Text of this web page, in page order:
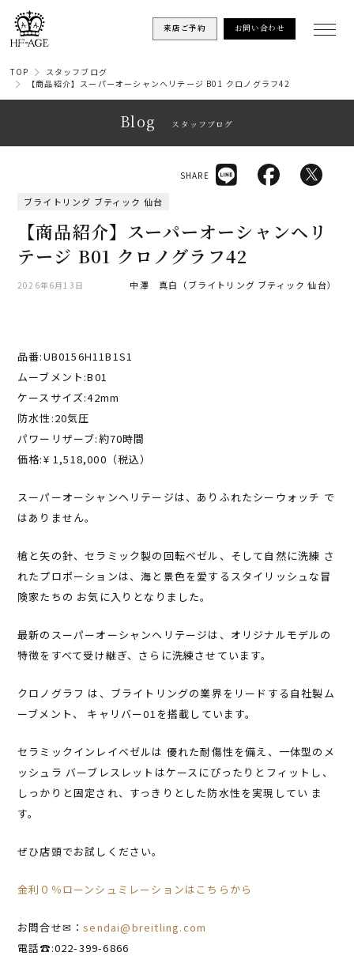
来店ご予約 お問い合わせ
TOP
スタッフブログ
【商品紹介】スーパーオーシャンヘリテージ B01 クロノグラフ42
Blog スタッフブログ
ブライトリング ブティック 仙台
【商品紹介】スーパーオーシャンヘリ
テージ B01 クロノグラフ42
2026年6月13日 中澤 真白（ブライトリング ブティック 仙台）
SHARE
品番:UB0156H11B1S1
ムーブメント:B01
ケースサイズ:42mm
防水性:20気圧
パワーリザーブ:約70時間
価格:¥ 1,518,000（税込）
スーパーオーシャンヘリテージは、ありふれたシーウォッチ で
はありません。
槍と矢の針、セラミック製の回転ベゼル、そして自然に洗練 さ
れたプロポーションは、海と景色を愛するスタイリッシュな冒
険家たちの お気に入りとなりました。
最新のスーパーオーシャンヘリテージは、オリジナルモデルの
特徴をすべて受け継ぎ、さらに洗練させています。
クロノグラフ は、ブライトリングの業界をリードする自社製ム
ーブメント、 キャリバー01を搭載しています。
セラミックインレイベゼルは 優れた耐傷性を備え、一体型のメ
ッシュラ バーブレスレットはケースにぴったりとフィットし、
しっかりと固定され、すっきりとした防水性を実現してい ま
す。
ぜひ店頭でお試しください。
金利０％ローンシュミレーションはこちらから
お問合せ✉：sendai@breitling.com
電話☎:022-399-6866